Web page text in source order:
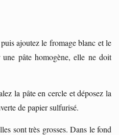
ajoutez le fromage blanc et le
une pâte homogène, elle ne doit
la pâte en cercle et déposez la
de papier sulfurisé.
sont très grosses. Dans le fond